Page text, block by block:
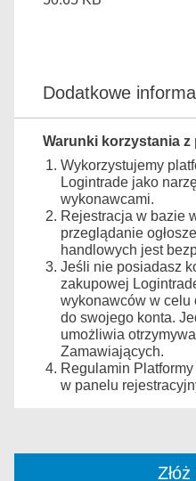
Dodatkowe
Warunki korzystania z
Wykorzystujemy
Logintrade jako
wykonawcami.
Rejestracja w bazie
przeglądanie
handlowych jest
Jeśli nie posiadasz
zakupowej
wykonawców w celu
do swojego konta.
umożliwia
Zamawiających.
Regulamin
w panelu